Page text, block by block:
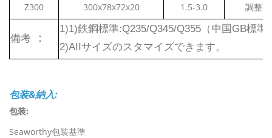
Z300
300x78x72x20 1.5-3.0 調整
備考 ：
1)1)鉄鋼標準:Q235/Q345/Q355（中国GB標準)
2)AIIサイズのスタマイズできます。
包装&納入:
包装:
Seaworthy包装基準